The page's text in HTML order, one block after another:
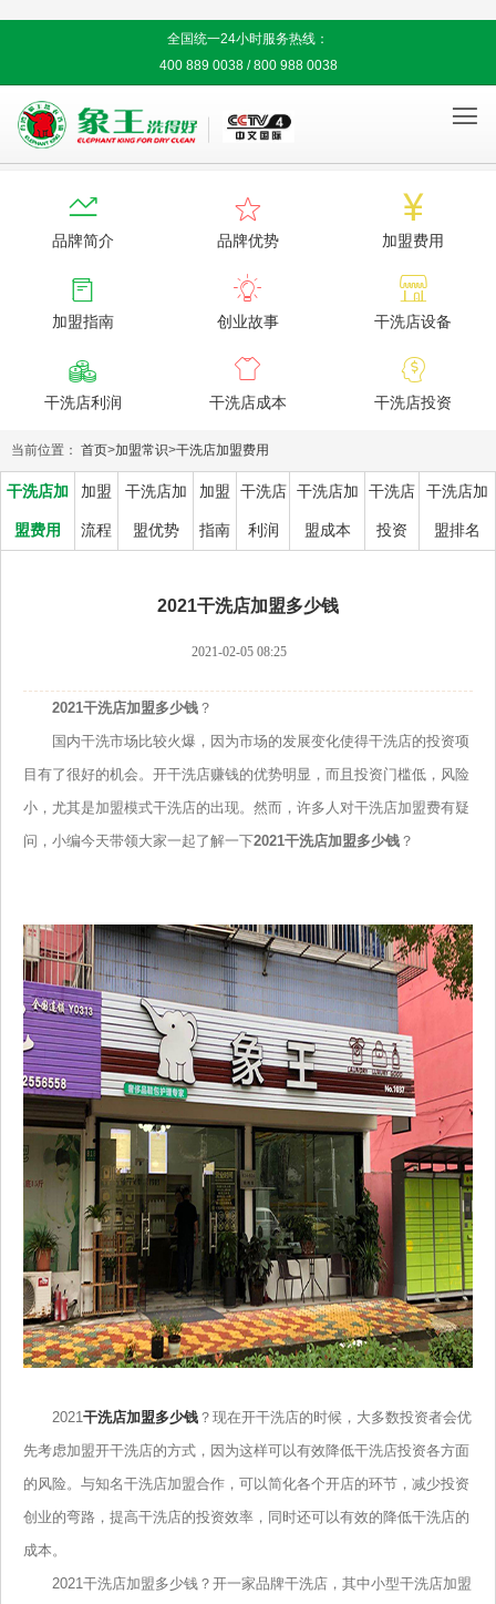
全国统一24小时服务热线：
400 889 0038 / 800 988 0038


品牌简介

品牌优势

加盟费用

加盟指南

创业故事

干洗店设备

干洗店利润

干洗店成本

干洗店投资
当前位置： 首页>加盟常识>干洗店加盟费用
干洗店加
盟费用
加盟
流程
干洗店加
盟优势
加盟
指南
干洗店
利润
干洗店加
盟成本
干洗店
投资
干洗店加
盟排名
2021干洗店加盟多少钱
2021-02-05 08:25
2021干洗店加盟多少钱 ？
国内干洗市场比较火爆，因为市场的发展变化使得干洗店的投资项
目有了很好的机会。开干洗店赚钱的优势明显，而且投资门槛低，风险
小，尤其是加盟模式干洗店的出现。然而，许多人对干洗店加盟费有疑
问，小编今天带领大家一起了解一下2021干洗店加盟多少钱 ？
2021干洗店加盟多少钱 ？现在开干洗店的时候，大多数投资者会优
先考虑加盟开干洗店的方式，因为这样可以有效降低干洗店投资各方面
的风险。与知名干洗店加盟合作，可以简化各个开店的环节，减少投资
创业的弯路，提高干洗店的投资效率，同时还可以有效的降低干洗店的
成本。
2021干洗店加盟多少钱？开一家品牌干洗店，其中小型干洗店加盟